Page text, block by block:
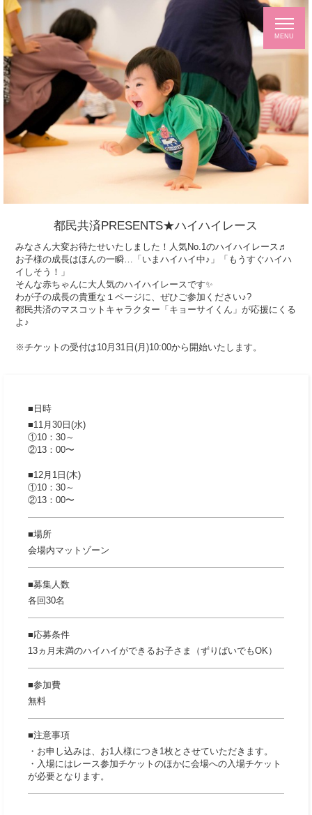
都民共済PRESENTS★ハイハイレース
みなさん大変お待たせいたしました！人気No.1のハイハイレース♬
お子様の成長はほんの一瞬…「いまハイハイ中♪」「もうすぐハイハ
イしそう！」
そんな赤ちゃんに大人気のハイハイレースです✨
わが子の成長の貴重な１ページに、ぜひご参加ください♪?
都民共済のマスコットキャラクター「キョーサイくん」が応援にくる
よ♪
※チケットの受付は10月31日(月)10:00から開始いたします。
日時
■11月30日(水)
①10：30～
②13：00〜
■12月1日(木)
①10：30～
②13：00〜
場所
会場内マットゾーン
募集人数
各回30名
応募条件
13ヵ月未満のハイハイができるお子さま（ずりばいでもOK）
参加費
無料
注意事項
・お申し込みは、お1人様につき1枚とさせていただきます。
・入場にはレース参加チケットのほかに会場への入場チケット
が必要となります。